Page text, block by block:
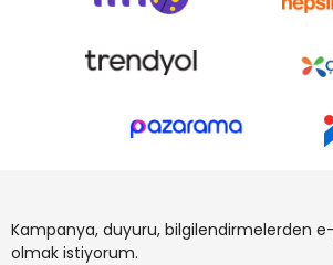
Kampanya, duyuru, bilgilendirmelerden
olmak istiyorum.